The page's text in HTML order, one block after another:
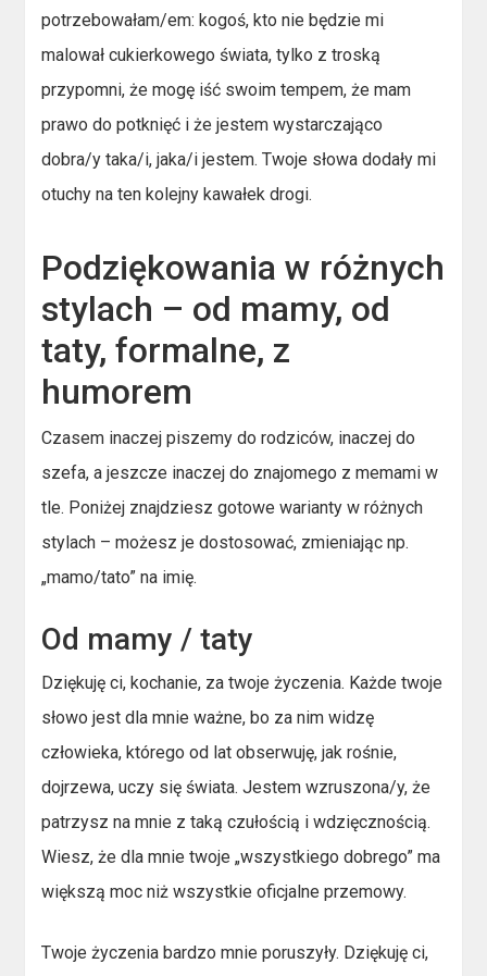
potrzebowałam/em: kogoś, kto nie będzie mi
malował cukierkowego świata, tylko z troską
przypomni, że mogę iść swoim tempem, że mam
prawo do potknięć i że jestem wystarczająco
dobra/y taka/i, jaka/i jestem. Twoje słowa dodały mi
otuchy na ten kolejny kawałek drogi.
Podziękowania w różnych
stylach – od mamy, od
taty, formalne, z
humorem
Czasem inaczej piszemy do rodziców, inaczej do
szefa, a jeszcze inaczej do znajomego z memami w
tle. Poniżej znajdziesz gotowe warianty w różnych
stylach – możesz je dostosować, zmieniając np.
„mamo/tato” na imię.
Od mamy / taty
Dziękuję ci, kochanie, za twoje życzenia. Każde twoje
słowo jest dla mnie ważne, bo za nim widzę
człowieka, którego od lat obserwuję, jak rośnie,
dojrzewa, uczy się świata. Jestem wzruszona/y, że
patrzysz na mnie z taką czułością i wdzięcznością.
Wiesz, że dla mnie twoje „wszystkiego dobrego” ma
większą moc niż wszystkie oficjalne przemowy.
Twoje życzenia bardzo mnie poruszyły. Dziękuję ci,